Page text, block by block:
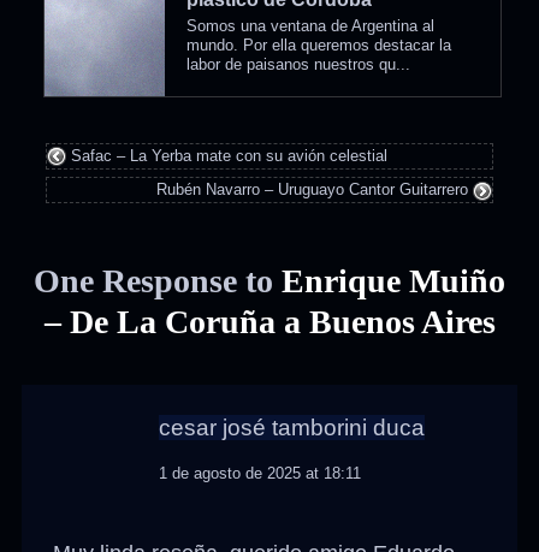
Somos una ventana de Argentina al
mundo. Por ella queremos destacar la
labor de paisanos nuestros qu...
Safac – La Yerba mate con su avión celestial
Rubén Navarro – Uruguayo Cantor Guitarrero
One Response to Enrique Muiño
– De La Coruña a Buenos Aires
cesar josé tamborini duca
1 de agosto de 2025 at 18:11